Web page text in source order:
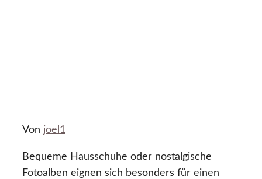
Von joel1
Bequeme Hausschuhe oder nostalgische
Fotoalben eignen sich besonders für einen